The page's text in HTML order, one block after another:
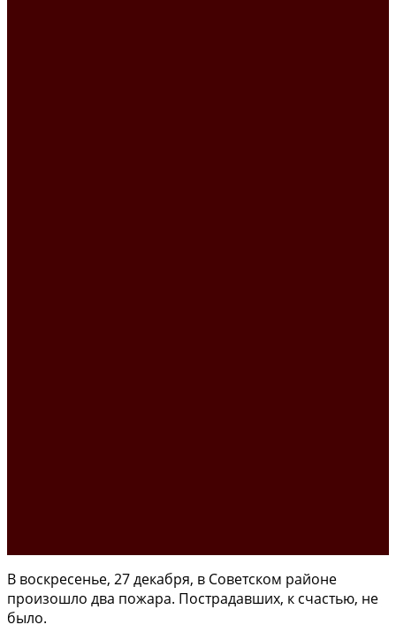
В воскресенье, 27 декабря, в Советском районе
произошло два пожара. Пострадавших, к счастью, не
было.